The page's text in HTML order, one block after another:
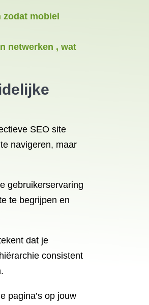
mobiel
netwerken , wat
SEO site
navigeren, maar
gebruikerservaring
te begrijpen en
dat je
consistent
pagina’s op jouw